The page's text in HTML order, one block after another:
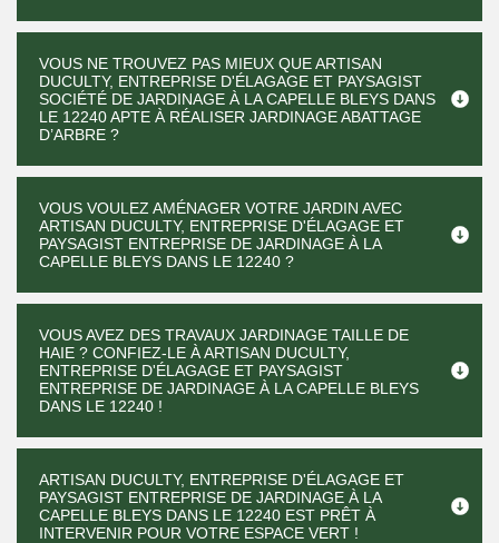
VOUS NE TROUVEZ PAS MIEUX QUE ARTISAN
DUCULTY, ENTREPRISE D'ÉLAGAGE ET PAYSAGIST
SOCIÉTÉ DE JARDINAGE À LA CAPELLE BLEYS DANS
LE 12240 APTE À RÉALISER JARDINAGE ABATTAGE
D’ARBRE ?
VOUS VOULEZ AMÉNAGER VOTRE JARDIN AVEC
ARTISAN DUCULTY, ENTREPRISE D'ÉLAGAGE ET
PAYSAGIST ENTREPRISE DE JARDINAGE À LA
CAPELLE BLEYS DANS LE 12240 ?
VOUS AVEZ DES TRAVAUX JARDINAGE TAILLE DE
HAIE ? CONFIEZ-LE À ARTISAN DUCULTY,
ENTREPRISE D'ÉLAGAGE ET PAYSAGIST
ENTREPRISE DE JARDINAGE À LA CAPELLE BLEYS
DANS LE 12240 !
ARTISAN DUCULTY, ENTREPRISE D'ÉLAGAGE ET
PAYSAGIST ENTREPRISE DE JARDINAGE À LA
CAPELLE BLEYS DANS LE 12240 EST PRÊT À
INTERVENIR POUR VOTRE ESPACE VERT !